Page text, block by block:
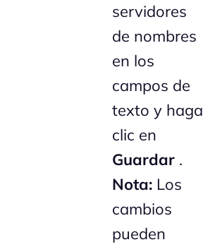
servidores
de nombres
en los
campos de
texto y haga
clic en
Guardar .
Nota: Los
cambios
pueden